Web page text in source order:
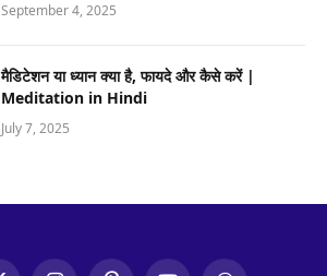
September 4, 2025
मैडिटेशन या ध्यान क्या है, फायदे और कैसे करें |
Meditation in Hindi
July 7, 2025